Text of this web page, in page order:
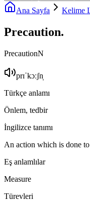
Ana Sayfa Kelime
Precaution.
PrecautionN
prɪˈkɔːʃn̩
Türkçe anlamı
Önlem, tedbir
İngilizce tanımı
An action which is done
Eş anlamlılar
Measure
Türevleri